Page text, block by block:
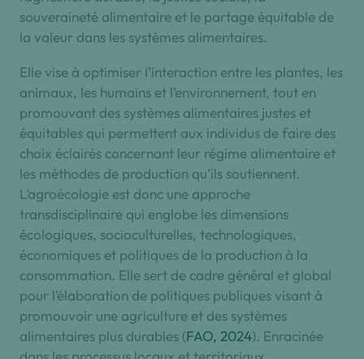
souveraineté alimentaire et le partage équitable de
la valeur dans les systèmes alimentaires.
Elle vise à optimiser l’interaction entre les plantes, les
animaux, les humains et l’environnement, tout en
promouvant des systèmes alimentaires justes et
équitables qui permettent aux individus de faire des
choix éclairés concernant leur régime alimentaire et
les méthodes de production qu’ils soutiennent.
L’agroécologie est donc une approche
transdisciplinaire qui englobe les dimensions
écologiques, socioculturelles, technologiques,
économiques et politiques de la production à la
consommation. Elle sert de cadre général et global
pour l’élaboration de politiques publiques visant à
promouvoir une agriculture et des systèmes
alimentaires plus durables (FAO, 2024). Enracinée